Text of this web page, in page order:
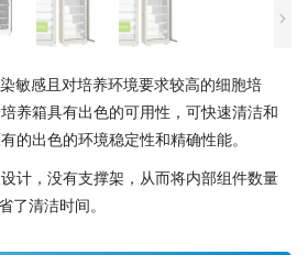
敏感且对培养环境要求较高的细胞培
养箱具有出色的可用性，可快速清洁和
的出色的环境稳定性和精确性能。
计，没有支撑架，从而将内部组件数量
了清洁时间。